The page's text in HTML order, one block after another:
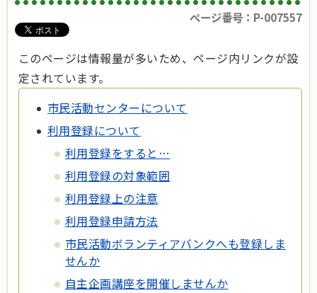
ページ番号：P-007557
このページは情報量が多いため、ページ内リンクが設
定されています。
市民活動センターについて
利用登録について
利用登録をすると…
利用登録の対象範囲
利用登録上の注意
利用登録申請方法
市民活動ボランティアバンクへも登録しま
せんか
自主企画講座を開催しませんか